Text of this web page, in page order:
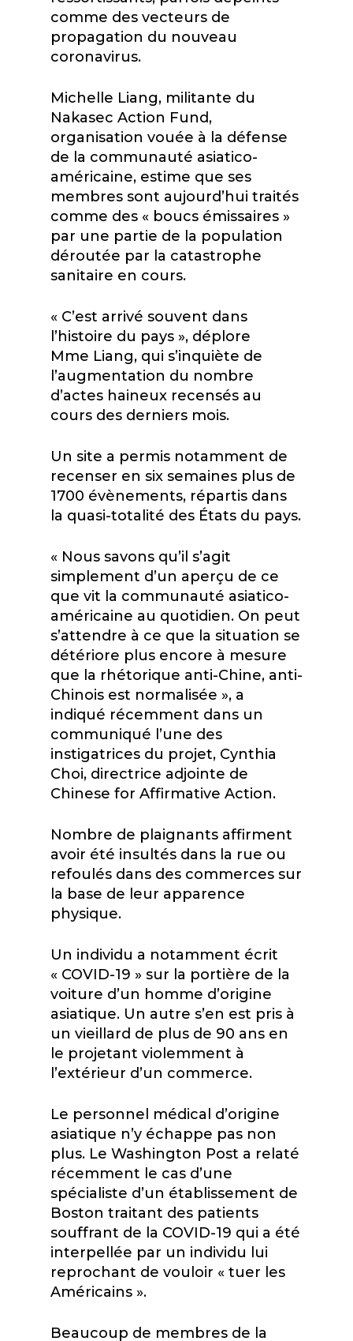
comme des vecteurs de
propagation du nouveau
coronavirus.
Michelle Liang, militante du
Nakasec Action Fund,
organisation vouée à la défense
de la communauté asiatico-
américaine, estime que ses
membres sont aujourd’hui traités
comme des « boucs émissaires »
par une partie de la population
déroutée par la catastrophe
sanitaire en cours.
« C’est arrivé souvent dans
l’histoire du pays », déplore
Mme Liang, qui s’inquiète de
l’augmentation du nombre
d’actes haineux recensés au
cours des derniers mois.
Un site a permis notamment de
recenser en six semaines plus de
1700 évènements, répartis dans
la quasi-totalité des États du pays.
« Nous savons qu’il s’agit
simplement d’un aperçu de ce
que vit la communauté asiatico-
américaine au quotidien. On peut
s’attendre à ce que la situation se
détériore plus encore à mesure
que la rhétorique anti-Chine, anti-
Chinois est normalisée », a
indiqué récemment dans un
communiqué l’une des
instigatrices du projet, Cynthia
Choi, directrice adjointe de
Chinese for Affirmative Action.
Nombre de plaignants affirment
avoir été insultés dans la rue ou
refoulés dans des commerces sur
la base de leur apparence
physique.
Un individu a notamment écrit
« COVID-19 » sur la portière de la
voiture d’un homme d’origine
asiatique. Un autre s’en est pris à
un vieillard de plus de 90 ans en
le projetant violemment à
l’extérieur d’un commerce.
Le personnel médical d’origine
asiatique n’y échappe pas non
plus. Le Washington Post a relaté
récemment le cas d’une
spécialiste d’un établissement de
Boston traitant des patients
souffrant de la COVID-19 qui a été
interpellée par un individu lui
reprochant de vouloir « tuer les
Américains ».
Beaucoup de membres de la